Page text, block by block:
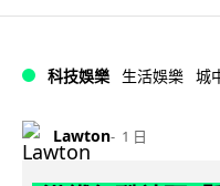
科技娛樂 生活娛樂 城
Lawton 1 日